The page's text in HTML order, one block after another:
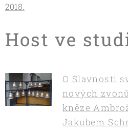
2018.
Host ve
O Slavnosti
nových
kněze
Jakubem